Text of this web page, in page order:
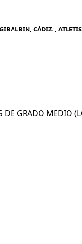
CÁDIZ. ,
GRADO MEDIO